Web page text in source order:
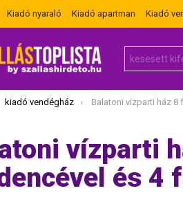
Kiadó nyaraló Kiadó apartman Kiadó
for:
kiadó vendégház Balatoni vízparti ház 8 fő részére
vízparti
és 4